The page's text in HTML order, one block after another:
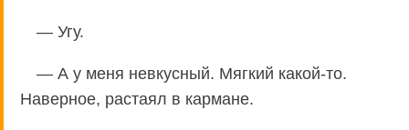
— Угу.
— А у меня невкусный. Мягкий какой-то.
Наверное, растаял в кармане.